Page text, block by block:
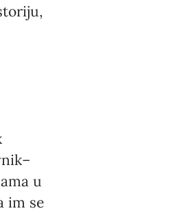
u
im se